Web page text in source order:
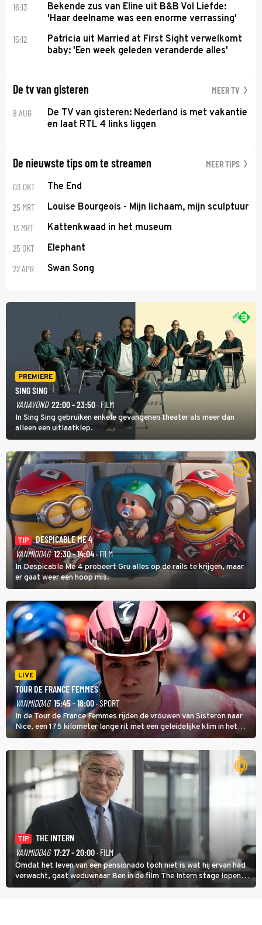
16:13
Bekende zus van Eline uit B&B Vol Liefde:
'Haar deelname was een enorme verrassing'
15:12
Patricia uit Married at First Sight verwelkomt
baby: 'Een week geleden veranderde alles'
De tv van gisteren MEER TV
8 AUG
De TV van gisteren: Nederland is met vakantie
en laat RTL 4 links liggen
De nieuwste tips om te streamen MEER TIPS
03 OKT The End
25 MRT Louise Bourgeois - Mijn lichaam, mijn sculptuur
13 MRT Kattenkwaad in het museum
25 OKT Elephant
22 APR Swan Song
PREMIERE
SING SING
VANAVOND 22:00 - 23:50· FILM
In Sing Sing gebruiken enkele gevangenen theater als meer dan
alleen een uitlaatklep.
TIP
DESPICABLE ME 4
VANMIDDAG 12:30 - 14:04· FILM
In Despicable Me 4 probeert Gru alles op de rails te krijgen, maar
er gaat weer een hoop mis.
LIVE
TOUR DE FRANCE FEMMES
VANMIDDAG 15:45 - 18:00· SPORT
In de Tour de France Femmes rijden de vrouwen van Sisteron naar
Nice, een 175 kilometer lange rit met een geleidelijke klim in het
midden. Dat is mogelijk niet de zwaarste hindernis, dat is de
temperatuur. Het kan in Nice namelijk bloedheet worden.
TIP
THE INTERN
VANMIDDAG 17:27 - 20:00· FILM
Omdat het leven van een pensionado toch niet is wat hij ervan had
verwacht, gaat weduwnaar Ben in de film The Intern stage lopen
bij de hippe webwinkel van Jules, wat een gouden zet blijkt te zijn.